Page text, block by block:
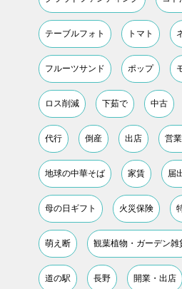
テーブルフォト トマト
フルーツサンド ポップ
ロス削減 下茹で 中古
代行 倒産 出店 営
地球の中華そば 家賃 届
母の日ギフト 火災保険
萌え断 観葉植物・ガーデン雑
道の駅 長野 開業・出店